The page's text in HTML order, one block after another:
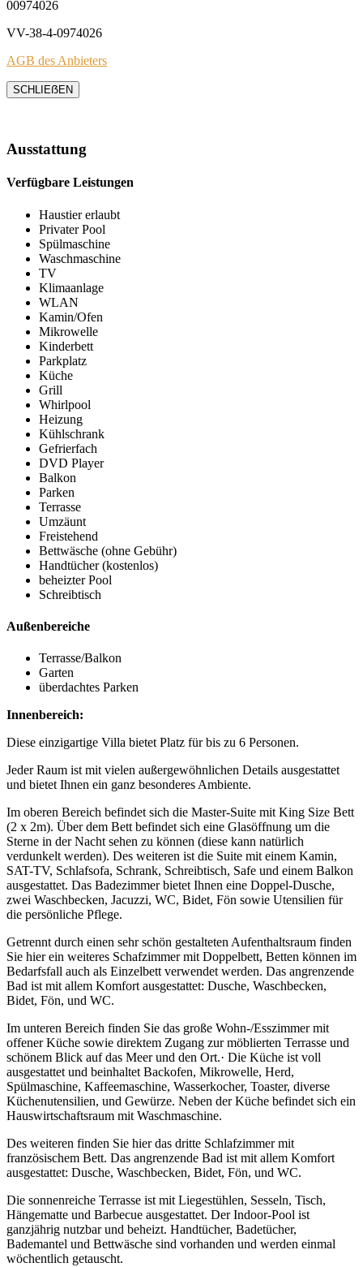
00974026
VV-38-4-0974026
AGB des Anbieters
SCHLIEẞEN
Ausstattung
Verfügbare Leistungen
Haustier erlaubt
Privater Pool
Spülmaschine
Waschmaschine
TV
Klimaanlage
WLAN
Kamin/Ofen
Mikrowelle
Kinderbett
Parkplatz
Küche
Grill
Whirlpool
Heizung
Kühlschrank
Gefrierfach
DVD Player
Balkon
Parken
Terrasse
Umzäunt
Freistehend
Bettwäsche (ohne Gebühr)
Handtücher (kostenlos)
beheizter Pool
Schreibtisch
Außenbereiche
Terrasse/Balkon
Garten
überdachtes Parken
Innenbereich:
Diese einzigartige Villa bietet Platz für bis zu 6 Personen.
Jeder Raum ist mit vielen außergewöhnlichen Details ausgestattet
und bietet Ihnen ein ganz besonderes Ambiente.
Im oberen Bereich befindet sich die Master-Suite mit King Size Bett
(2 x 2m). Über dem Bett befindet sich eine Glasöffnung um die
Sterne in der Nacht sehen zu können (diese kann natürlich
verdunkelt werden). Des weiteren ist die Suite mit einem Kamin,
SAT-TV, Schlafsofa, Schrank, Schreibtisch, Safe und einem Balkon
ausgestattet. Das Badezimmer bietet Ihnen eine Doppel-Dusche,
zwei Waschbecken, Jacuzzi, WC, Bidet, Fön sowie Utensilien für
die persönliche Pflege.
Getrennt durch einen sehr schön gestalteten Aufenthaltsraum finden
Sie hier ein weiteres Schafzimmer mit Doppelbett, Betten können im
Bedarfsfall auch als Einzelbett verwendet werden. Das angrenzende
Bad ist mit allem Komfort ausgestattet: Dusche, Waschbecken,
Bidet, Fön, und WC.
Im unteren Bereich finden Sie das große Wohn-/Esszimmer mit
offener Küche sowie direktem Zugang zur möblierten Terrasse und
schönem Blick auf das Meer und den Ort.· Die Küche ist voll
ausgestattet und beinhaltet Backofen, Mikrowelle, Herd,
Spülmaschine, Kaffeemaschine, Wasserkocher, Toaster, diverse
Küchenutensilien, und Gewürze. Neben der Küche befindet sich ein
Hauswirtschaftsraum mit Waschmaschine.
Des weiteren finden Sie hier das dritte Schlafzimmer mit
französischem Bett. Das angrenzende Bad ist mit allem Komfort
ausgestattet: Dusche, Waschbecken, Bidet, Fön, und WC.
Die sonnenreiche Terrasse ist mit Liegestühlen, Sesseln, Tisch,
Hängematte und Barbecue ausgestattet. Der Indoor-Pool ist
ganzjährig nutzbar und beheizt. Handtücher, Badetücher,
Bademantel und Bettwäsche sind vorhanden und werden einmal
wöchentlich getauscht.